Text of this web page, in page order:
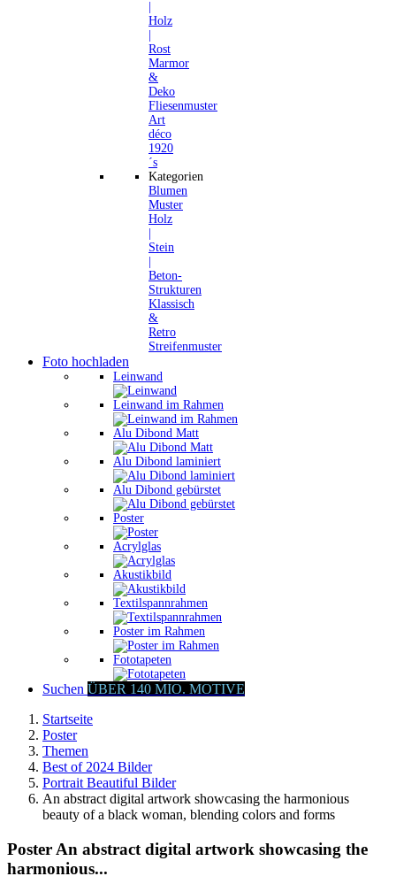
Holz
Rost
Marmor
&
Deko
Fliesenmuster
Art
déco
1920
´s
Kategorien
Blumen
Muster
Holz
Stein
Beton-
Strukturen
Klassisch
&
Retro
Streifenmuster
Foto hochladen
Leinwand
Leinwand im Rahmen
Alu Dibond Matt
Alu Dibond laminiert
Alu Dibond gebürstet
Poster
Acrylglas
Akustikbild
Textilspannrahmen
Poster im Rahmen
Fototapeten
Suchen ÜBER 140 MIO. MOTIVE
Startseite
Poster
Themen
Best of 2024 Bilder
Portrait Beautiful Bilder
An abstract digital artwork showcasing the harmonious
beauty of a black woman, blending colors and forms
Poster An abstract digital artwork showcasing the
harmonious...